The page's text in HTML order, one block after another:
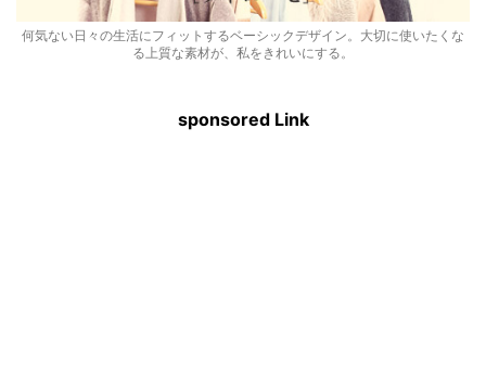
何気ない日々の生活にフィットするベーシックデザイン。大切に使いたくな
る上質な素材が、私をきれいにする。
sponsored Link